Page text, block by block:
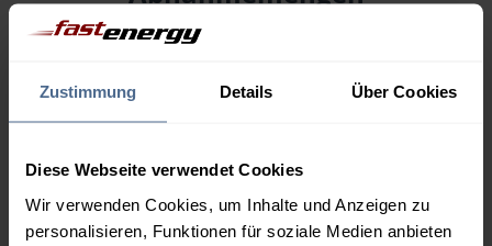
Zustimmung Details Über Cookies
Diese Webseite verwendet Cookies
Wir verwenden Cookies, um Inhalte und Anzeigen zu
personalisieren, Funktionen für soziale Medien anbieten
1.000 Liter
2.000 Liter
150,09 €